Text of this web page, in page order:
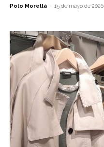
Polo Morellá - 15 de mayo de 2026